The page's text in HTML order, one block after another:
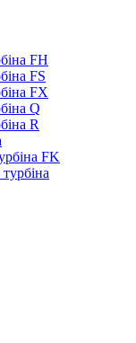
FH
FS
FX
Q
R
FK